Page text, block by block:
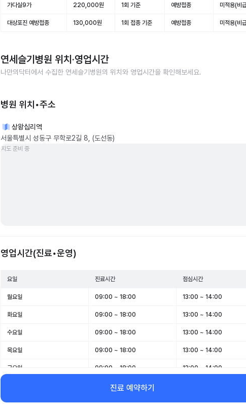
가다실9가 220,000원 1회 기준 예방접종 미적용(비
대상포진 예방접종 130,000원 1회 접종 기준 예방접종 미적용(비
연세슬기병원 위치·영업시간
나만의닥터에서 수집한 연세슬기병원의 위치와 영업시간을 확인해보세요.
병원 위치•주소
상왕십리역
서울특별시 성동구 무학로2길 8, (도선동)
지도 준비 중
영업시간(진료•운영)
요일 진료시간 점심시간
월요일 09:00 ~ 18:00 13:00 ~ 14:00
화요일 09:00 ~ 18:00 13:00 ~ 14:00
수요일 09:00 ~ 18:00 13:00 ~ 14:00
목요일 09:00 ~ 18:00 13:00 ~ 14:00
금요일 09:00 ~ 18:00 13:00 ~ 14:00
09:00 ~ 13:00
일요일 휴무 -
진료 예약하기